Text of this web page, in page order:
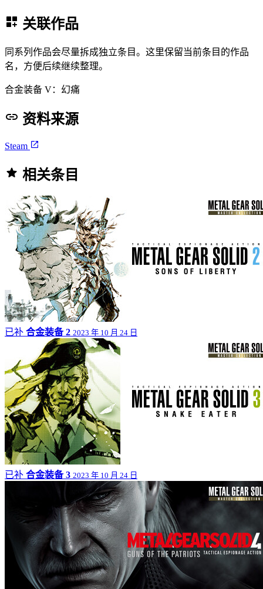
关联作品
同系列作品会尽量拆成独立条目。这里保留当前条目的作品
名，方便后续继续整理。
合金装备 V：幻痛
资料来源
Steam
相关条目
已补 合金装备 2 2023 年 10 月 24 日
已补 合金装备 3 2023 年 10 月 24 日